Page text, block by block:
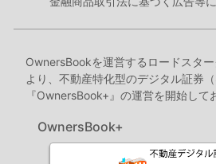
OwnersBookを運営するロードスタ
より、不動産特化型のデジタル証券
『OwnersBook+』の運営を開始して
OwnersBook+